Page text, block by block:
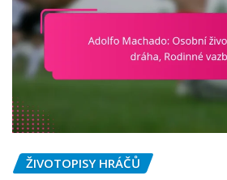
ŽIVOTOPISY HRÁČŮ